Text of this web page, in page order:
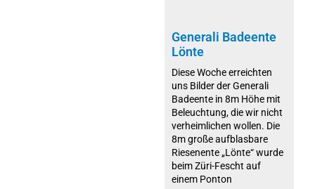
Generali Badeente
Lönte
Diese Woche erreichten
uns Bilder der Generali
Badeente in 8m Höhe mit
Beleuchtung, die wir nicht
verheimlichen wollen. Die
8m große aufblasbare
Riesenente „Lönte“ wurde
beim Züri-Fescht auf
einem Ponton